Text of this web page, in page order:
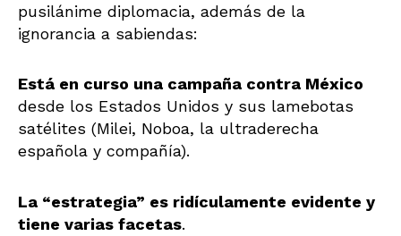
pusilánime diplomacia, además de la
ignorancia a sabiendas:
Está en curso una campaña contra México
desde los Estados Unidos y sus lamebotas
satélites (Milei, Noboa, la ultraderecha
española y compañía).
La “estrategia” es ridículamente evidente y
tiene varias facetas.